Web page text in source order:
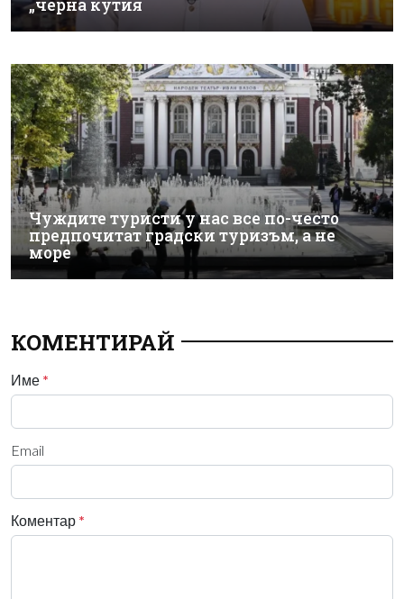
„черна кутия
Чуждите туристи у нас все по-често
предпочитат градски туризъм, а не
море
КОМЕНТИРАЙ
Име *
Email
Коментар *